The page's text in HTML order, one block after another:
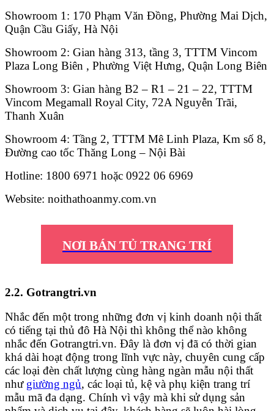
Showroom 1: 170 Phạm Văn Đồng, Phường Mai Dịch,
Quận Cầu Giấy, Hà Nội
Showroom 2: Gian hàng 313, tầng 3, TTTM Vincom
Plaza Long Biên , Phường Việt Hưng, Quận Long Biên
Showroom 3: Gian hàng B2 – R1 – 21 – 22, TTTM
Vincom Megamall Royal City, 72A Nguyễn Trãi,
Thanh Xuân
Showroom 4: Tầng 2, TTTM Mê Linh Plaza, Km số 8,
Đường cao tốc Thăng Long – Nội Bài
Hotline: 1800 6971 hoặc 0922 06 6969
Website: noithathoanmy.com.vn
NƠI BÁN TỦ TRANG TRÍ
2.2. Gotrangtri.vn
Nhắc đến một trong những đơn vị kinh doanh nội thất
có tiếng tại thủ đô Hà Nội thì không thể nào không
nhắc đến Gotrangtri.vn. Đây là đơn vị đã có thời gian
khá dài hoạt động trong lĩnh vực này, chuyên cung cấp
các loại đèn chất lượng cùng hàng ngàn mẫu nội thất
như giường ngủ, các loại tủ, kệ và phụ kiện trang trí
mẫu mã đa dạng. Chính vì vậy mà khi sử dụng sản